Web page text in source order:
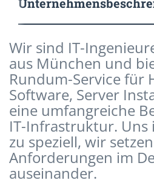
Wir sind IT-
aus München und
Rundum-Service für
Software, Server
eine umfangreiche
IT-Infrastruktur. Uns
zu speziell, wir
Anforderungen im
auseinander.